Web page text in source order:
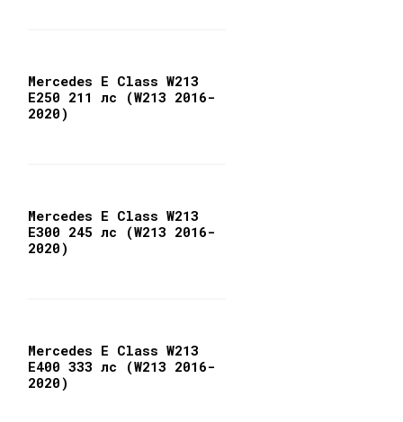
Mercedes E Class W213
E250 211 лс (W213 2016-
2020)
Mercedes E Class W213
E300 245 лс (W213 2016-
2020)
Mercedes E Class W213
E400 333 лс (W213 2016-
2020)